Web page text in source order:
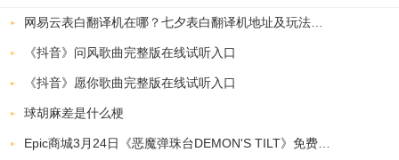
3、携手你昔日的传奇兄弟一起制霸皇城，为了帮派的荣誉而厮杀到
细腻，细节处理的十分棒
《抖音》问风歌曲完整版在线试听入口
《抖音》愿你歌曲完整版在线试听入口
球胡麻差是什么梗